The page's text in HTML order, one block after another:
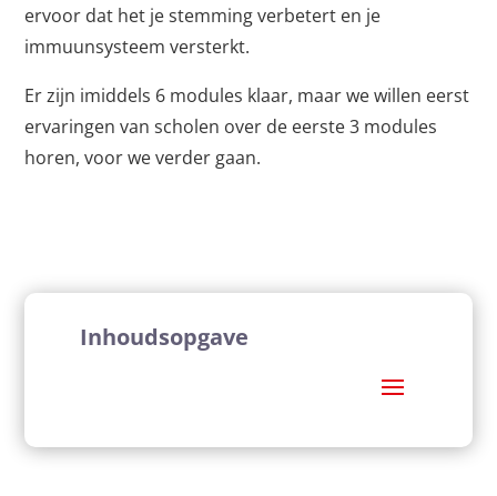
ervoor dat het je stemming verbetert en je
immuunsysteem versterkt.
Er zijn imiddels 6 modules klaar, maar we willen eerst
ervaringen van scholen over de eerste 3 modules
horen, voor we verder gaan.
Inhoudsopgave